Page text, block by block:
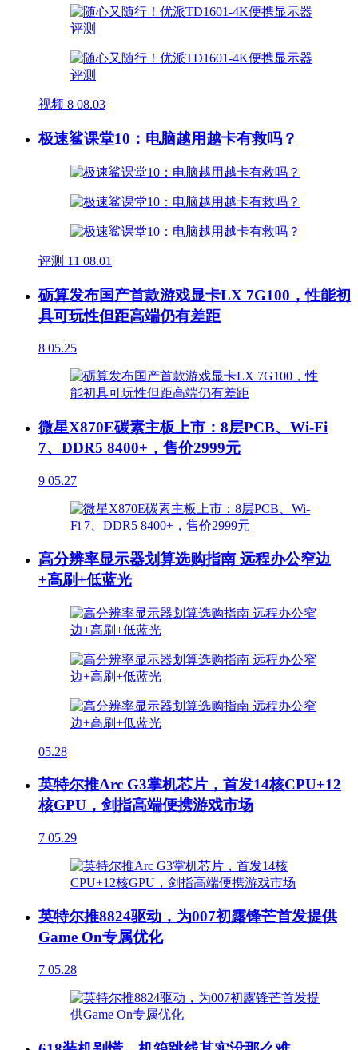
视频 8 08.03
极速鲨课堂10：电脑越用越卡有救吗？
评测 11 08.01
砺算发布国产首款游戏显卡LX 7G100，性能初
具可玩性但距高端仍有差距
8 05.25
微星X870E碳素主板上市：8层PCB、Wi-Fi
7、DDR5 8400+，售价2999元
9 05.27
高分辨率显示器划算选购指南 远程办公窄边
+高刷+低蓝光
05.28
英特尔推Arc G3掌机芯片，首发14核CPU+12
核GPU，剑指高端便携游戏市场
7 05.29
英特尔推8824驱动，为007初露锋芒首发提供
Game On专属优化
7 05.28